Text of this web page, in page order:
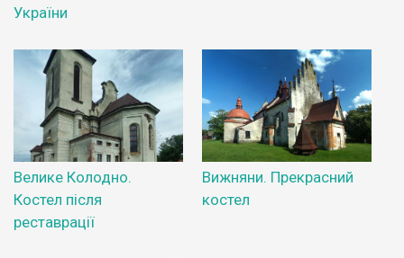
України
Велике Колодно.
Костел після
реставрації
Вижняни. Прекрасний
костел